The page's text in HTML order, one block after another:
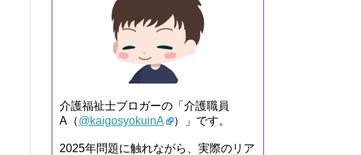
介護福祉士ブロガーの「介護職員
A（@kaigosyokuinA ）」です。
2025年問題に触れながら、実際のリア